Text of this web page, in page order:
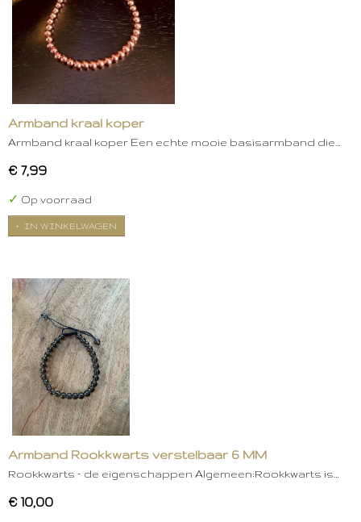
Armband kraal koper
Armband kraal koper Een echte mooie basisarmband die…
€ 7,99
✓ Op voorraad
IN WINKELWAGEN
Armband Rookkwarts verstelbaar 6 MM
Rookkwarts – de eigenschappen Algemeen:Rookkwarts is…
€ 10,00